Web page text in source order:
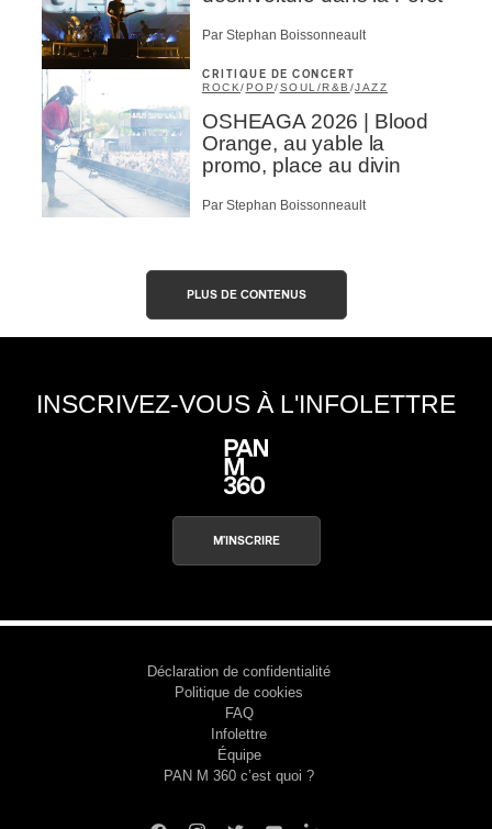
Par Stephan Boissonneault
CRITIQUE DE CONCERT
ROCK/POP/SOUL/R&B /JAZZ
OSHEAGA 2026 | Blood
Orange, au yable la
promo, place au divin
Par Stephan Boissonneault
PLUS DE CONTENUS
INSCRIVEZ-VOUS À L'INFOLETTRE
M'INSCRIRE
Déclaration de confidentialité
Politique de cookies
FAQ
Infolettre
Équipe
PAN M 360 c’est quoi ?